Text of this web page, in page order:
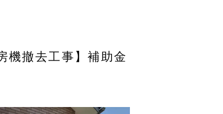
機撤去工事】補助金